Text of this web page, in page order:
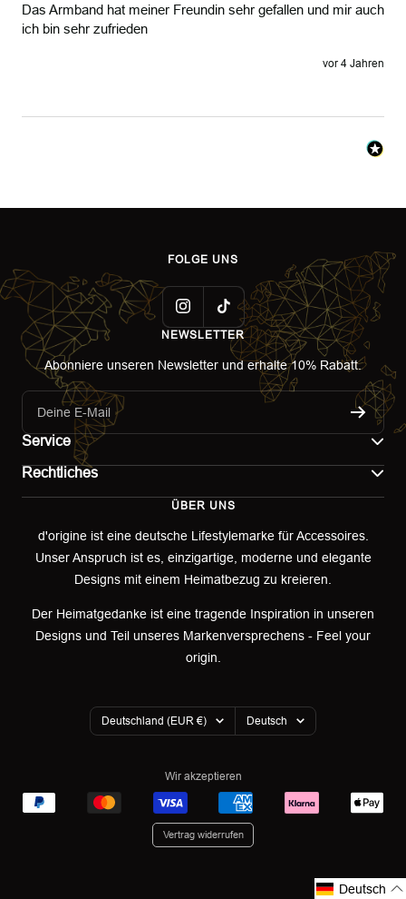
Das Armband hat meiner Freundin sehr gefallen und mir auch
ich bin sehr zufrieden
vor 4 Jahren
FOLGE UNS
NEWSLETTER
Abonniere unseren Newsletter und erhalte 10% Rabatt.
Deine E-Mail
Service
Retoure & Umtausch
Retourenportal
Rechtliches
AGB
Widerrufsbelehrung
ÜBER UNS
d'origine ist eine deutsche Lifestylemarke für Accessoires.
Unser Anspruch ist es, einzigartige, moderne und elegante
Designs mit einem Heimatbezug zu kreieren.
Der Heimatgedanke ist eine tragende Inspiration in unseren
Designs und Teil unseres Markenversprechens - Feel your
origin.
Land/Region
Deutschland (EUR €) Sprache
Deutsch
Wir akzeptieren
Vertrag widerrufen
Deutsch